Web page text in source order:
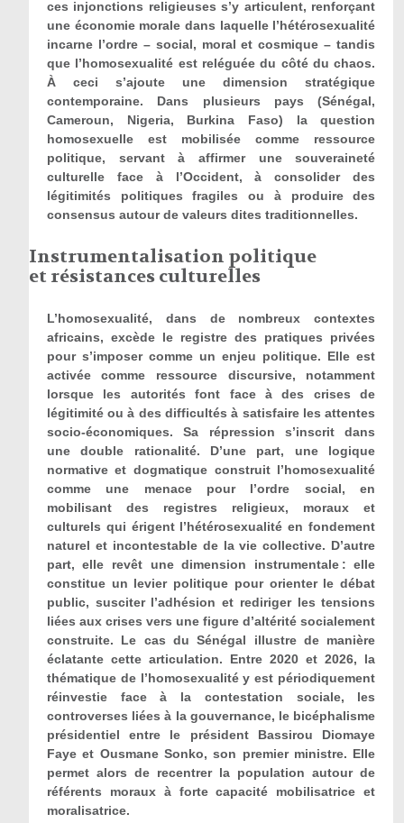
ces injonctions religieuses s’y articulent, renforçant
une économie morale dans laquelle l’hétérosexualité
incarne l’ordre – social, moral et cosmique – tandis
que l’homosexualité est reléguée du côté du chaos.
À ceci s’ajoute une dimension stratégique
contemporaine. Dans plusieurs pays (Sénégal,
Cameroun, Nigeria, Burkina Faso) la question
homosexuelle est mobilisée comme ressource
politique, servant à affirmer une souveraineté
culturelle face à l’Occident, à consolider des
légitimités politiques fragiles ou à produire des
consensus autour de valeurs dites traditionnelles.
Instrumentalisation politique
et résistances culturelles
L’homosexualité, dans de nombreux contextes
africains, excède le registre des pratiques privées
pour s’imposer comme un enjeu politique. Elle est
activée comme ressource discursive, notamment
lorsque les autorités font face à des crises de
légitimité ou à des difficultés à satisfaire les attentes
socio-économiques. Sa répression s’inscrit dans
une double rationalité. D’une part, une logique
normative et dogmatique construit l’homosexualité
comme une menace pour l’ordre social, en
mobilisant des registres religieux, moraux et
culturels qui érigent l’hétérosexualité en fondement
naturel et incontestable de la vie collective. D’autre
part, elle revêt une dimension instrumentale : elle
constitue un levier politique pour orienter le débat
public, susciter l’adhésion et rediriger les tensions
liées aux crises vers une figure d’altérité socialement
construite. Le cas du Sénégal illustre de manière
éclatante cette articulation. Entre 2020 et 2026, la
thématique de l’homosexualité y est périodiquement
réinvestie face à la contestation sociale, les
controverses liées à la gouvernance, le bicéphalisme
présidentiel entre le président Bassirou Diomaye
Faye et Ousmane Sonko, son premier ministre. Elle
permet alors de recentrer la population autour de
référents moraux à forte capacité mobilisatrice et
moralisatrice.